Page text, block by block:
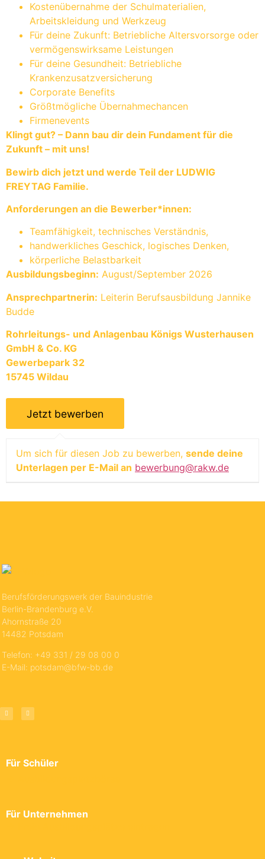
Kostenübernahme der Schulmaterialien,
Arbeitskleidung und Werkzeug
Für deine Zukunft: Betriebliche Altersvorsorge oder
vermögenswirksame Leistungen
Für deine Gesundheit: Betriebliche
Krankenzusatzversicherung
Corporate Benefits
Größtmögliche Übernahmechancen
Firmenevents
Klingt gut? – Dann bau dir dein Fundament für die
Zukunft – mit uns!
Bewirb dich jetzt und werde Teil der LUDWIG
FREYTAG Familie.
Anforderungen an die Bewerber*innen:
Teamfähigkeit, technisches Verständnis,
handwerkliches Geschick, logisches Denken,
körperliche Belastbarkeit
Ausbildungsbeginn: August/September 2026
Ansprechpartnerin: Leiterin Berufsausbildung Jannike
Budde
Rohrleitungs- und Anlagenbau Königs Wusterhausen
GmbH & Co. KG
Gewerbepark 32
15745 Wildau
Um sich für diesen Job zu bewerben, sende deine
Unterlagen per E-Mail an bewerbung@rakw.de
Berufsförderungswerk der Bauindustrie
Berlin-Brandenburg e.V.
Ahornstraße 20
14482 Potsdam
Telefon: +49 331 / 29 08 00 0
E-Mail: potsdam@bfw-bb.de
Für Schüler
Für Unternehmen